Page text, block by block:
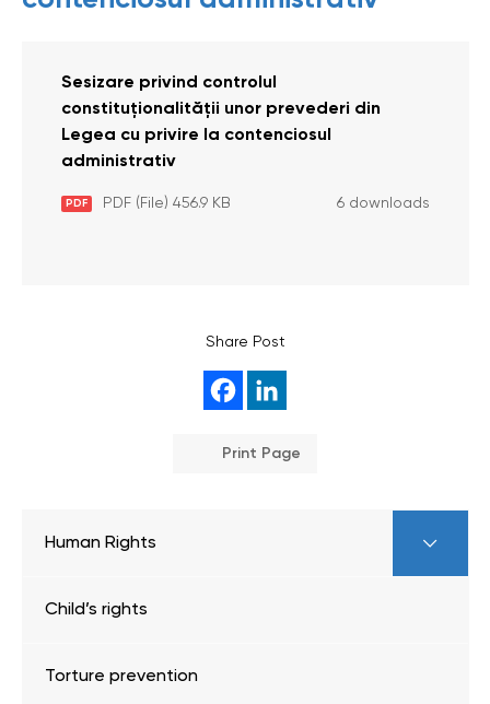
Sesizare privind controlul
constituţionalităţii unor prevederi din
Legea cu privire la contenciosul
administrativ
PDF PDF (File) 456.9 KB 6 downloads
Share Post
Print Page
Human Rights
Child’s rights
Torture prevention